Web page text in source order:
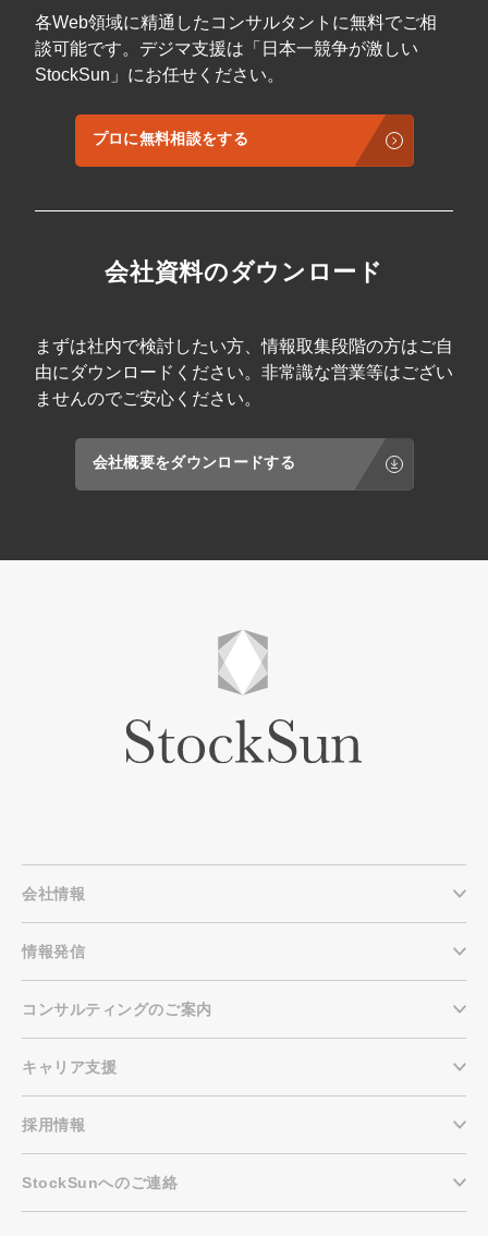
各Web領域に精通したコンサルタントに無料でご相
談可能です。デジマ支援は「日本一競争が激しい
StockSun」にお任せください。
プロに無料相談をする
会社資料のダウンロード
まずは社内で検討したい方、情報取集段階の方はご自
由にダウンロードください。非常識な営業等はござい
ませんのでご安心ください。
会社概要をダウンロードする
会社情報
情報発信
コンサルティングのご案内
キャリア支援
採用情報
StockSunへのご連絡